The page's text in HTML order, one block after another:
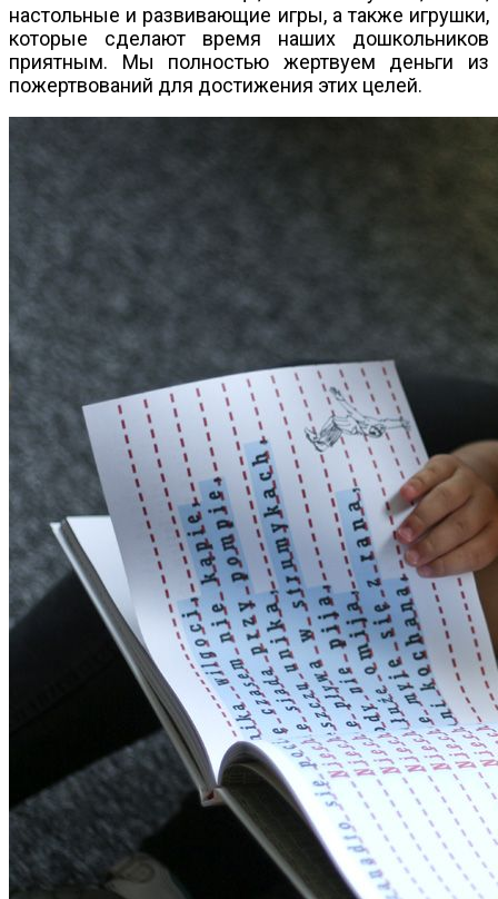
настольные и развивающие игры, а также игрушки,
которые сделают время наших дошкольников
приятным. Мы полностью жертвуем деньги из
пожертвований для достижения этих целей.